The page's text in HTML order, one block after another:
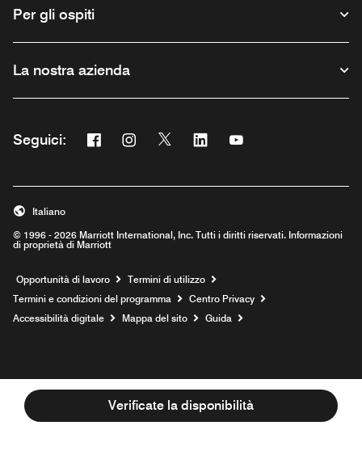
Verificate la disponibilità
Per gli ospiti
La nostra azienda
Seguici: Facebook
Opens a new window
Instagram
Opens a new window
Twitter
Opens a new window
Linkedin
Opens a new window
Opens a new window
© 1996 - 2026 Marriott International, Inc. Tutti i diritti riservati. Informazioni
di proprietà di Marriott
Italiano
Opportunità di lavoro Opens a new window
Termini di utilizzo
Termini e condizioni del programma
Centro Privacy
Accessibilità digitale
Mappa del sito Guida